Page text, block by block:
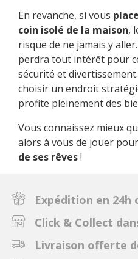
En revanche, si vous
coin isolé de la maison,
risque de ne jamais y
perdra tout intérêt pour
sécurité et
choisir un endroit
profite pleinement des
Vous connaissez mieux
alors à vous de jouer
de ses rêves!
Expédition en 24h
Click & Collect
Livraison offerte